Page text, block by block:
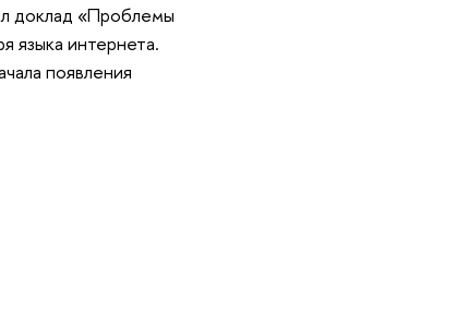
доклад «Проблемы
языка интернета.
появления